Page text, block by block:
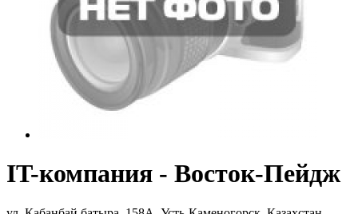
IT-компания - Восток-Пейдж